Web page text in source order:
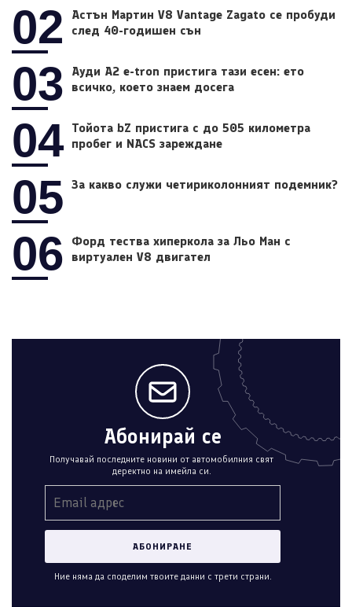
02
Астън Мартин V8 Vantage Zagato се пробуди
след 40-годишен сън
03
Ауди A2 e-tron пристига тази есен: ето
всичко, което знаем досега
04 Тойота bZ пристига с до 505 километра
пробег и NACS зареждане
05 За какво служи четириколонният подемник?
06
Форд тества хиперкола за Льо Ман с
виртуален V8 двигател
Абонирай се
Получавай последните новини от автомобилния свят
деректно на имейла си.
Ние няма да споделим твоите данни с трети страни.